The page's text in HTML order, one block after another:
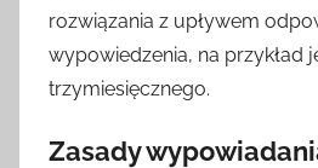
rozwiązania z upływem
wypowiedzenia, na przykład
trzymiesięcznego.
Zasady